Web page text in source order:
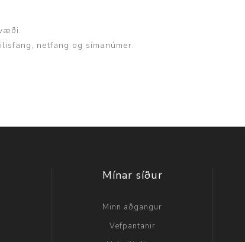
netfang og símanúmer.
Mínar síður
Minn aðgangur
Vefpantanir